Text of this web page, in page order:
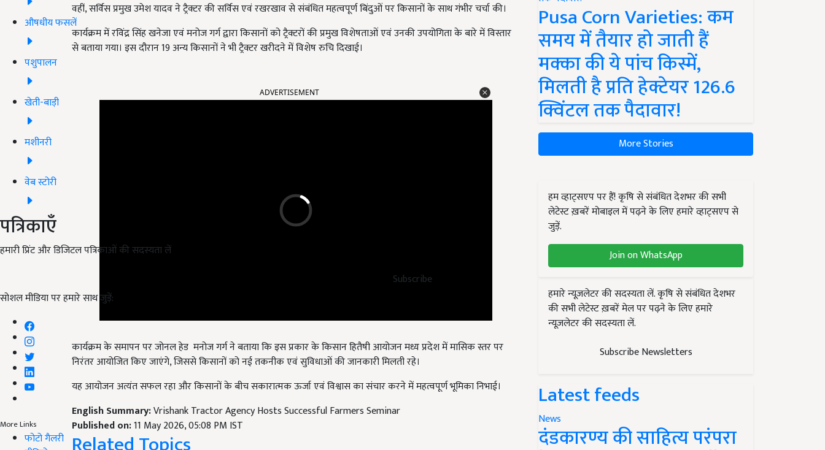
औषधीय फसलें
पशुपालन
खेती-बाड़ी
मशीनरी
वेब स्टोरी
पत्रिकाएँ
हमारी प्रिंट और डिजिटल पत्रिकाओं की सदस्यता लें
Subscribe
सोशल मीडिया पर हमारे साथ जुड़ें:
More Links
फोटो गैलरी
वहीं, सर्विस प्रमुख उमेश यादव ने ट्रैक्टर की सर्विस एवं रखरखाव से संबंधित महत्वपूर्ण बिंदुओं पर किसानों के साथ गंभीर चर्चा की।
कार्यक्रम में रविंद्र सिंह खनेजा एवं मनोज गर्ग द्वारा किसानों को ट्रैक्टरों की प्रमुख विशेषताओं एवं उनकी उपयोगिता के बारे में विस्तार
से बताया गया। इस दौरान 19 अन्य किसानों ने भी ट्रैक्टर खरीदने में विशेष रुचि दिखाई।
ADVERTISEMENT
कार्यक्रम के समापन पर जोनल हेड मनोज गर्ग ने बताया कि इस प्रकार के किसान हितैषी आयोजन मध्य प्रदेश में मासिक स्तर पर
निरंतर आयोजित किए जाएंगे, जिससे किसानों को नई तकनीक एवं सुविधाओं की जानकारी मिलती रहे।
यह आयोजन अत्यंत सफल रहा और किसानों के बीच सकारात्मक ऊर्जा एवं विश्वास का संचार करने में महत्वपूर्ण भूमिका निभाई।
English Summary:Vrishank Tractor Agency Hosts Successful Farmers Seminar
Published on:11 May 2026, 05:08 PM IST
Pusa Corn Varieties: कम
समय में तैयार हो जाती हैं
मक्का की ये पांच किस्में,
मिलती है प्रति हेक्टेयर 126.6
क्विंटल तक पैदावार!
More Stories
हम व्हाट्सएप पर हैं! कृषि से संबंधित देशभर की सभी
लेटेस्ट ख़बरें मोबाइल में पढ़ने के लिए हमारे व्हाट्सएप से
जुड़ें.
Join on WhatsApp
हमारे न्यूज़लेटर की सदस्यता लें. कृषि से संबंधित देशभर
की सभी लेटेस्ट ख़बरें मेल पर पढ़ने के लिए हमारे
न्यूज़लेटर की सदस्यता लें.
Subscribe Newsletters
Latest feeds
News
दंडकारण्य की साहित्य परंपरा